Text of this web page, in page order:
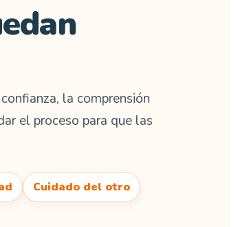
la comprensión
el proceso para que las
Cuidado del otro